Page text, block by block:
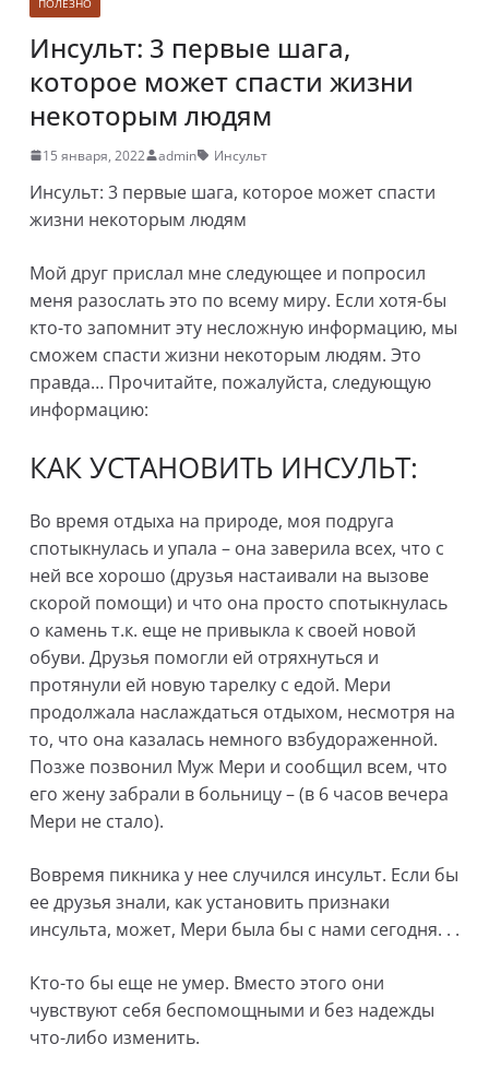
Инсульт: 3 первые шага,
которое может спасти жизни
некоторым людям
15 января, 2022 admin Инсульт
Инсульт: 3 первые шага, которое может спасти
жизни некоторым людям
Мой друг прислал мне следующее и попросил
меня разослать это по всему миру. Если хотя-бы
кто-то запомнит эту несложную информацию, мы
сможем спасти жизни некоторым людям. Это
правда… Прочитайте, пожалуйста, следующую
информацию:
КАК УСТАНОВИТЬ ИНСУЛЬТ:
Во время отдыха на природе, моя подруга
спотыкнулась и упала – она заверила всех, что с
ней все хорошо (друзья настаивали на вызове
скорой помощи) и что она просто спотыкнулась
о камень т.к. еще не привыкла к своей новой
обуви. Друзья помогли ей отряхнуться и
протянули ей новую тарелку с едой. Мери
продолжала наслаждаться отдыхом, несмотря на
то, что она казалась немного взбудораженной.
Позже позвонил Муж Мери и сообщил всем, что
его жену забрали в больницу – (в 6 часов вечера
Мери не стало).
Вовремя пикника у нее случился инсульт. Если бы
ее друзья знали, как установить признаки
инсульта, может, Мери была бы с нами сегодня. . .
Кто-то бы еще не умер. Вместо этого они
чувствуют себя беспомощными и без надежды
что-либо изменить.